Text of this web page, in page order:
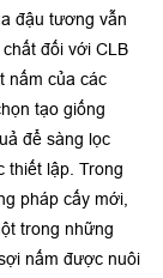
đậu tương vẫn
đối với CLB
nấm của các
tạo giống
để sàng lọc
thiết lập. Trong
pháp cấy mới,
trong những
nấm được nuôi